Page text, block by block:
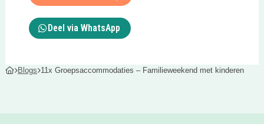
Deel via WhatsApp
Blogs 11x Groepsaccommodaties – Familieweekend met kinderen